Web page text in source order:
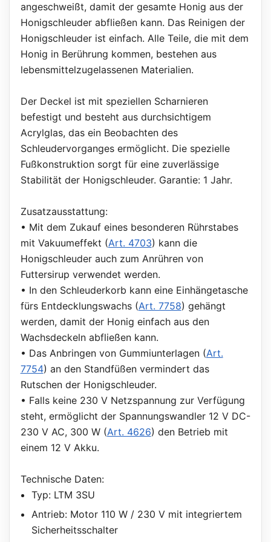
angeschweißt, damit der gesamte Honig aus der
Honigschleuder abfließen kann. Das Reinigen der
Honigschleuder ist einfach. Alle Teile, die mit dem
Honig in Berührung kommen, bestehen aus
lebensmittelzugelassenen Materialien.
Der Deckel ist mit speziellen Scharnieren
befestigt und besteht aus durchsichtigem
Acrylglas, das ein Beobachten des
Schleudervorganges ermöglicht. Die spezielle
Fußkonstruktion sorgt für eine zuverlässige
Stabilität der Honigschleuder. Garantie: 1 Jahr.
Zusatzausstattung:
• Mit dem Zukauf eines besonderen Rührstabes
mit Vakuumeffekt (Art. 4703) kann die
Honigschleuder auch zum Anrühren von
Futtersirup verwendet werden.
• In den Schleuderkorb kann eine Einhängetasche
fürs Entdecklungswachs (Art. 7758) gehängt
werden, damit der Honig einfach aus den
Wachsdeckeln abfließen kann.
• Das Anbringen von Gummiunterlagen (Art.
7754) an den Standfüßen vermindert das
Rutschen der Honigschleuder.
• Falls keine 230 V Netzspannung zur Verfügung
steht, ermöglicht der Spannungswandler 12 V DC-
230 V AC, 300 W (Art. 4626) den Betrieb mit
einem 12 V Akku.
Technische Daten:
Typ: LTM 3SU
Antrieb: Motor 110 W / 230 V mit integriertem
Sicherheitsschalter